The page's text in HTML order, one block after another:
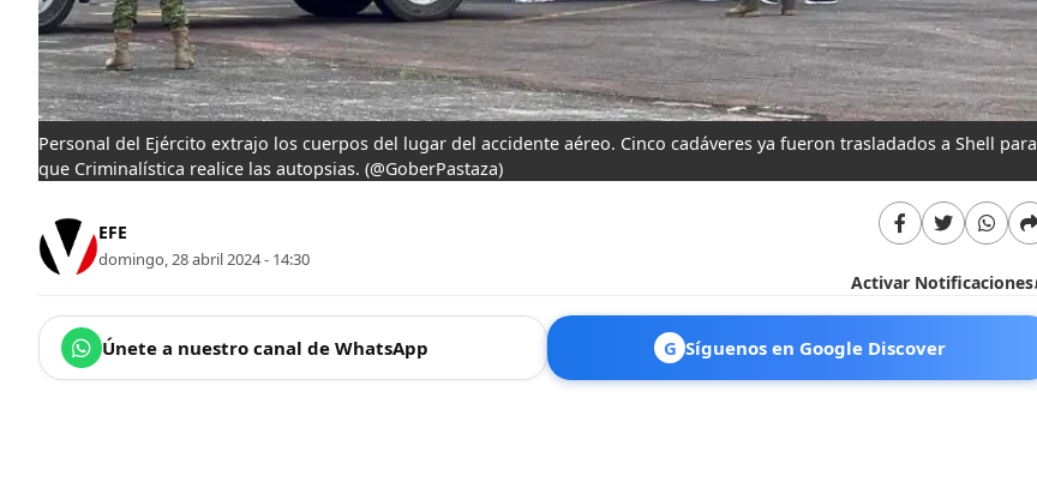
Personal del Ejército extrajo los cuerpos del lugar del accidente aéreo. Cinco cadáveres ya fueron trasladados a Shell para
que Criminalística realice las autopsias. (@GoberPastaza)
EFE
domingo, 28 abril 2024 - 14:30
Activar Notificaciones
Únete a nuestro canal de WhatsApp G Síguenos en Google Discover